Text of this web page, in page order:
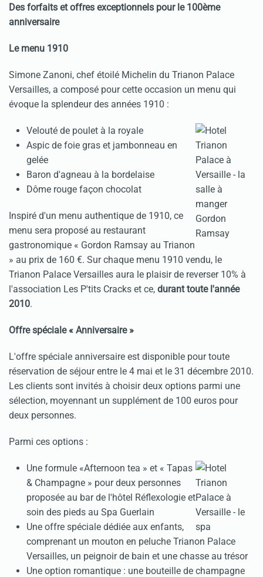
Des forfaits et offres exceptionnels pour le 100ème
anniversaire
Le menu 1910
Simone Zanoni, chef étoilé Michelin du Trianon Palace
Versailles, a composé pour cette occasion un menu qui
évoque la splendeur des années 1910 :
Velouté de poulet à la royale
Aspic de foie gras et jambonneau en
gelée
Baron d'agneau à la bordelaise
Dôme rouge façon chocolat
Inspiré d'un menu authentique de 1910, ce
menu sera proposé au restaurant
gastronomique « Gordon Ramsay au Trianon
» au prix de 160 €. Sur chaque menu 1910 vendu, le
Trianon Palace Versailles aura le plaisir de reverser 10% à
l'association Les P'tits Cracks et ce, durant toute l'année
2010.
Offre spéciale « Anniversaire »
L'offre spéciale anniversaire est disponible pour toute
réservation de séjour entre le 4 mai et le 31 décembre 2010.
Les clients sont invités à choisir deux options parmi une
sélection, moyennant un supplément de 100 euros pour
deux personnes.
Parmi ces options :
Une formule «Afternoon tea » et « Tapas
& Champagne » pour deux personnes
proposée au bar de l'hôtel Réflexologie et
soin des pieds au Spa Guerlain
Une offre spéciale dédiée aux enfants,
comprenant un mouton en peluche Trianon Palace
Versailles, un peignoir de bain et une chasse au trésor
Une option romantique : une bouteille de champagne